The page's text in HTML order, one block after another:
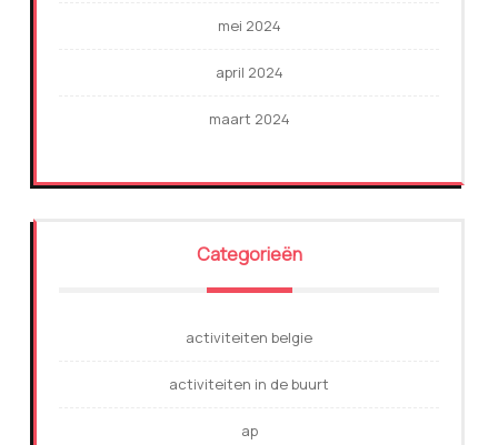
mei 2024
april 2024
maart 2024
Categorieën
activiteiten belgie
activiteiten in de buurt
ap